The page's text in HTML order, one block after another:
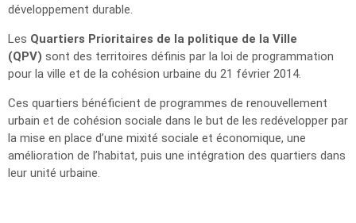
développement durable.
Les Quartiers Prioritaires de la politique de la Ville
(QPV) sont des territoires définis par la loi de programmation
pour la ville et de la cohésion urbaine du 21 février 2014.
Ces quartiers bénéficient de programmes de renouvellement
urbain et de cohésion sociale dans le but de les redévelopper par
la mise en place d’une mixité sociale et économique, une
amélioration de l’habitat, puis une intégration des quartiers dans
leur unité urbaine.